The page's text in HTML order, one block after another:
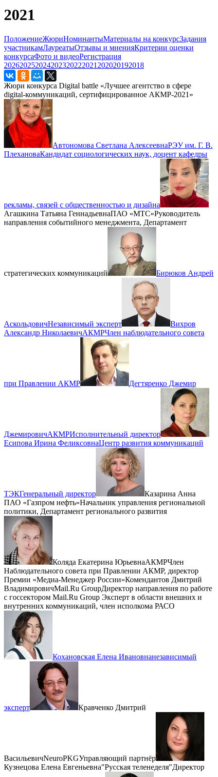
2021
ПоложениеЖюриНоминантыМатериалы на конкурсЗадания
участникамЛауреатыОтзывы и мненияКритерии оценки
конкурсаФото и видеоРегистрация
202620252024202320222021 202020192018
Жюри конкурса Digital battle «Лучшее агентство в сфере
digital-коммуникаций, сертифицированное АКМР-2021»
Автономова Светлана АлексеевнаРЭУ им. Г. В.
ПлехановаКандидат социологических наук, доцент кафедры
рекламы, связей с общественностью и дизайна
Агашкина Татьяна ГеннадьевнаПАО «МТС»Руководитель
направления событийного менеджмента, Департамент
стратегических коммуникаций Бирюков Андрей
АскольдовичНезависимый эксперт
Вихров
Александр НиколаевичАКМРЧлен наблюдательного совета
при Правлении АКМР Дегтяренко Джемир
ДжемировичАКМРИсполнительный директор
Есипова Ирина ФеликсовнаЦентр развития коммуникаций
ТЭКГенеральный директор
Казарина Анна
ПАО «Газпром нефть»Начальник управления региональной
политики, Департамент регионального развития
Коляда Екатерина ЮрьевнаАКМРЧлен
Наблюдательного совета при Правлении АКМР, директор
Премии «Медиа-Менеджер России»Комендантов Дмитрий
ВладимировичMail.Ru GroupДиректор направления по работе
с госсектором Mail.Ru Group Эксперт в области внешних и
внутренних коммуникаций, член исполкома РАСО
Кохановская Елена Ивановнанезависимый
эксперт Кравченко Дмитрий
ВасильевичNeuroPKGУправляющий партнёр
Кузнецова Елена Евгеньевна"Русская теленеделя"Директор